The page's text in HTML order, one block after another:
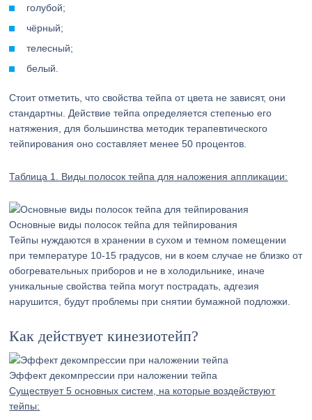
голубой;
чёрный;
телесный;
белый.
Стоит отметить, что свойства тейпа от цвета не зависят, они
стандартны. Действие тейпа определяется степенью его
натяжения, для большинства методик терапевтического
тейпирования оно составляет менее 50 процентов.
Таблица 1. Виды полосок тейпа для наложения аппликации:
Основные виды полосок тейпа для тейпирования
Тейпы нуждаются в хранении в сухом и темном помещении
при температуре 10-15 градусов, ни в коем случае не близко от
обогревательных приборов и не в холодильнике, иначе
уникальные свойства тейпа могут пострадать, адгезия
нарушится, будут проблемы при снятии бумажной подложки.
Как действует кинезиотейп?
Эффект декомпрессии при наложении тейпа
Существует 5 основных систем, на которые воздействуют
тейпы: